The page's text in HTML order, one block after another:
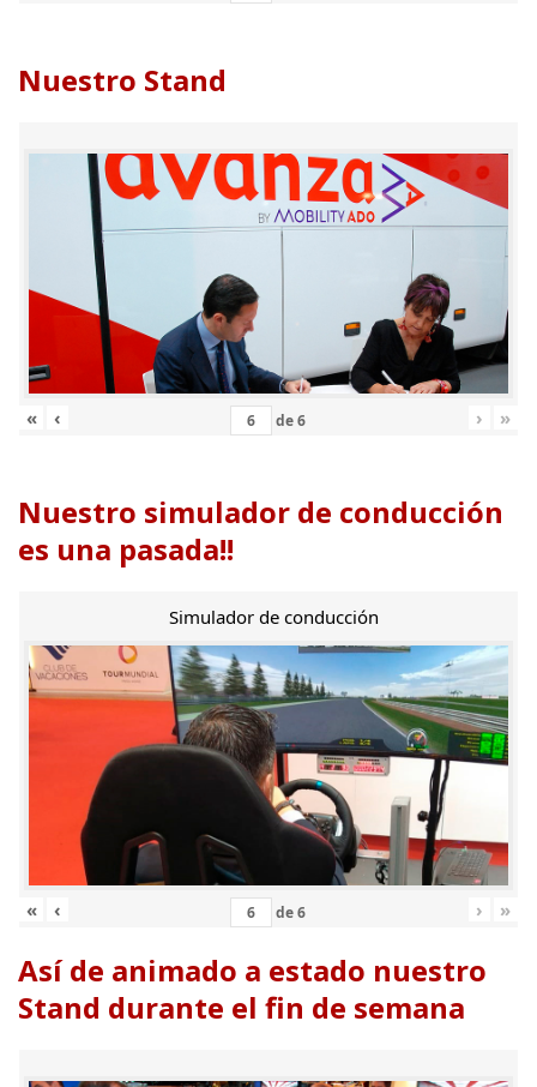
Nuestro Stand
« ‹ de6 › »
Nuestro simulador de conducción
es una pasada!!
Simulador de conducción
« ‹ de6 › »
Así de animado a estado nuestro
Stand durante el fin de semana